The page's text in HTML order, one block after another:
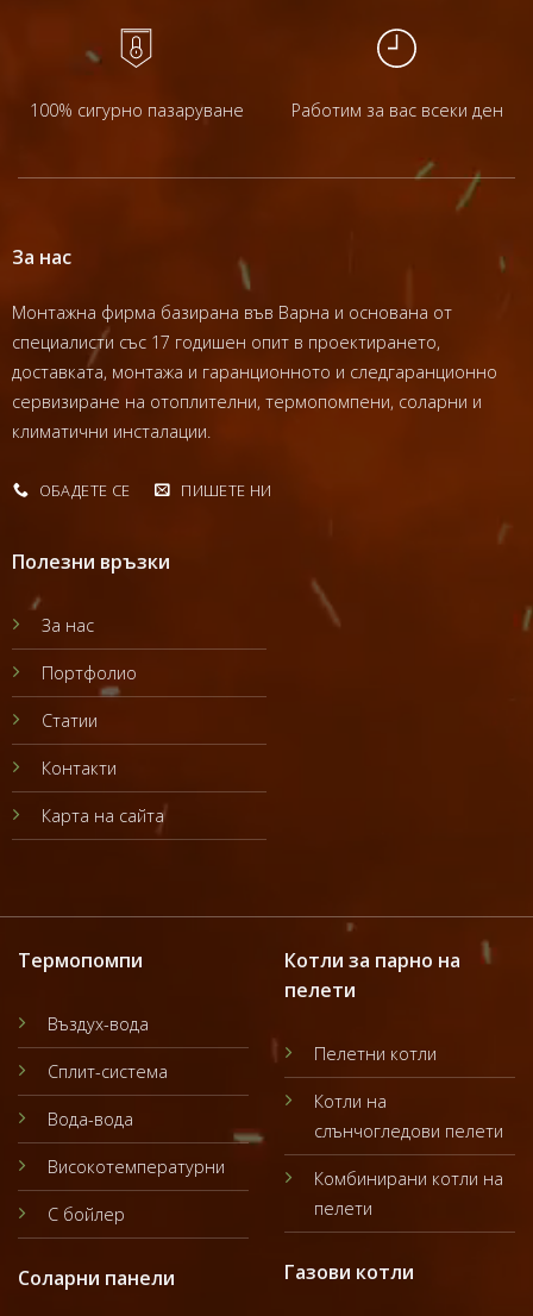
100% сигурно пазаруване Работим за вас всеки ден
За нас
Монтажна фирма базирана във Варна и основана от
специалисти със 17 годишен опит в проектирането,
доставката, монтажа и гаранционното и следгаранционно
сервизиране на отоплителни, термопомпени, соларни и
климатични инсталации.
ОБАДЕТЕ СЕ ПИШЕТЕ НИ
Полезни връзки
За нас
Портфолио
Статии
Контакти
Карта на сайта
Термопомпи
Въздух-вода
Сплит-система
Вода-вода
Високотемпературни
С бойлер
Соларни панели
Котли за парно на
пелети
Пелетни котли
Котли на
слънчогледови пелети
Комбинирани котли на
пелети
Газови котли